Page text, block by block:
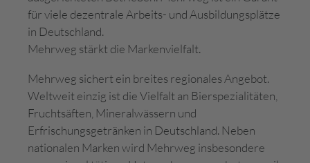
für viele dezentrale Arbeits- und Ausbildungsplätze
in Deutschland.
Mehrweg stärkt die Markenvielfalt.
Mehrweg sichert ein breites regionales Angebot.
Weltweit einzig ist die Vielfalt an Bierspezialitäten,
Fruchtsäften, Mineralwässern und
Erfrischungsgetränken in Deutschland. Neben
nationalen Marken wird Mehrweg insbesondere